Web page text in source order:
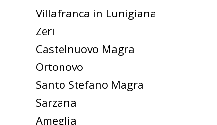
Villafranca in Lunigiana
Zeri
Castelnuovo Magra
Ortonovo
Santo Stefano Magra
Sarzana
Ameglia